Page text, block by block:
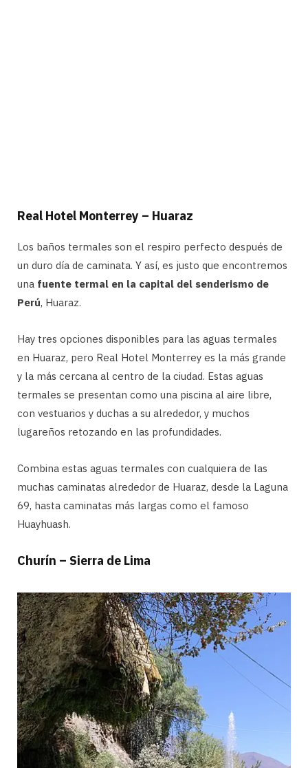
Real Hotel Monterrey – Huaraz
Los baños termales son el respiro perfecto después de
un duro día de caminata. Y así, es justo que encontremos
una fuente termal en la capital del senderismo de
Perú, Huaraz.
Hay tres opciones disponibles para las aguas termales
en Huaraz, pero Real Hotel Monterrey es la más grande
y la más cercana al centro de la ciudad. Estas aguas
termales se presentan como una piscina al aire libre,
con vestuarios y duchas a su alrededor, y muchos
lugareños retozando en las profundidades.
Combina estas aguas termales con cualquiera de las
muchas caminatas alrededor de Huaraz, desde la Laguna
69, hasta caminatas más largas como el famoso
Huayhuash.
Churín – Sierra de Lima